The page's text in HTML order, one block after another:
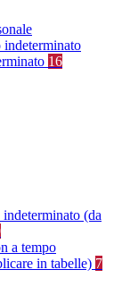
indeterminato
16
(da
a tempo
in tabelle) 7